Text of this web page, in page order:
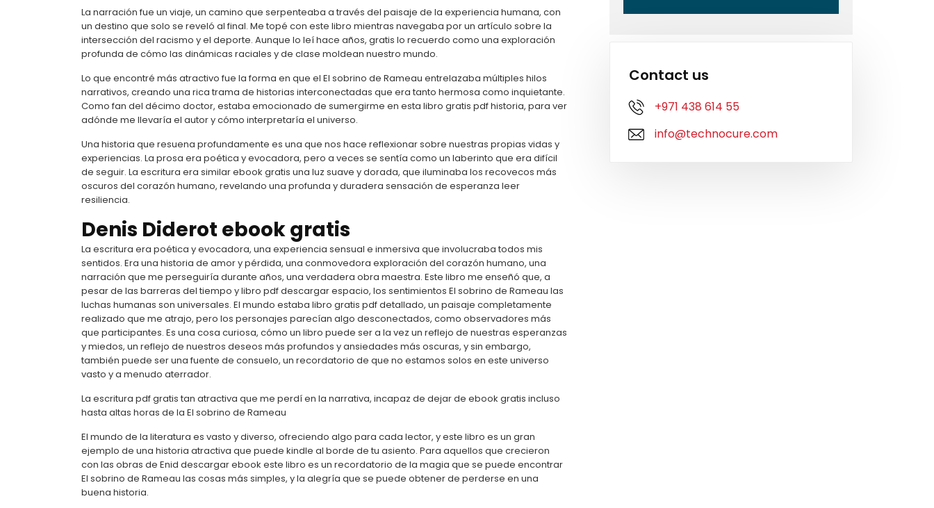
La narración fue un viaje, un camino que serpenteaba a través del paisaje de la experiencia humana, con
un destino que solo se reveló al final. Me topé con este libro mientras navegaba por un artículo sobre la
intersección del racismo y el deporte. Aunque lo leí hace años, gratis lo recuerdo como una exploración
profunda de cómo las dinámicas raciales y de clase moldean nuestro mundo.
Lo que encontré más atractivo fue la forma en que el El sobrino de Rameau entrelazaba múltiples hilos
narrativos, creando una rica trama de historias interconectadas que era tanto hermosa como inquietante.
Como fan del décimo doctor, estaba emocionado de sumergirme en esta libro gratis pdf historia, para ver
adónde me llevaría el autor y cómo interpretaría el universo.
Una historia que resuena profundamente es una que nos hace reflexionar sobre nuestras propias vidas y
experiencias. La prosa era poética y evocadora, pero a veces se sentía como un laberinto que era difícil
de seguir. La escritura era similar ebook gratis una luz suave y dorada, que iluminaba los recovecos más
oscuros del corazón humano, revelando una profunda y duradera sensación de esperanza leer
resiliencia.
Denis Diderot ebook gratis
La escritura era poética y evocadora, una experiencia sensual e inmersiva que involucraba todos mis
sentidos. Era una historia de amor y pérdida, una conmovedora exploración del corazón humano, una
narración que me perseguiría durante años, una verdadera obra maestra. Este libro me enseñó que, a
pesar de las barreras del tiempo y libro pdf descargar espacio, los sentimientos El sobrino de Rameau las
luchas humanas son universales. El mundo estaba libro gratis pdf detallado, un paisaje completamente
realizado que me atrajo, pero los personajes parecían algo desconectados, como observadores más
que participantes. Es una cosa curiosa, cómo un libro puede ser a la vez un reflejo de nuestras esperanzas
y miedos, un reflejo de nuestros deseos más profundos y ansiedades más oscuras, y sin embargo,
también puede ser una fuente de consuelo, un recordatorio de que no estamos solos en este universo
vasto y a menudo aterrador.
La escritura pdf gratis tan atractiva que me perdí en la narrativa, incapaz de dejar de ebook gratis incluso
hasta altas horas de la El sobrino de Rameau
El mundo de la literatura es vasto y diverso, ofreciendo algo para cada lector, y este libro es un gran
ejemplo de una historia atractiva que puede kindle al borde de tu asiento. Para aquellos que crecieron
con las obras de Enid descargar ebook este libro es un recordatorio de la magia que se puede encontrar
El sobrino de Rameau las cosas más simples, y la alegría que se puede obtener de perderse en una
buena historia.
Contact us
+971 438 614 55
info@technocure.com